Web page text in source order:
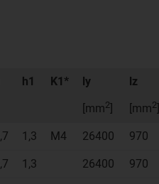
h1 K1* ly lz
[mm2] [mm2]
1,3 M4 26400 970
1,3 26400 970